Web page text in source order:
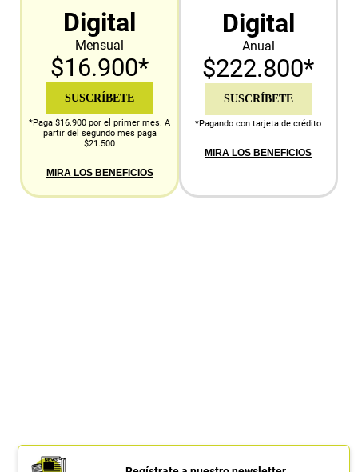
Digital
Mensual
$16.900*
SUSCRÍBETE
*Paga $16.900 por el primer mes. A
partir del segundo mes paga
$21.500
MIRA LOS BENEFICIOS
Digital
Anual
$222.800*
SUSCRÍBETE
*Pagando con tarjeta de crédito
MIRA LOS BENEFICIOS